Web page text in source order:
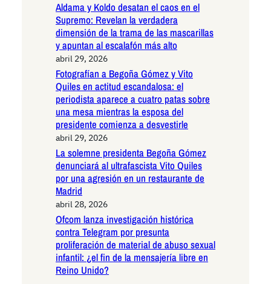
Aldama y Koldo desatan el caos en el
Supremo: Revelan la verdadera
dimensión de la trama de las mascarillas
y apuntan al escalafón más alto
abril 29, 2026
Fotografían a Begoña Gómez y Vito
Quiles en actitud escandalosa: el
periodista aparece a cuatro patas sobre
una mesa mientras la esposa del
presidente comienza a desvestirle
abril 29, 2026
La solemne presidenta Begoña Gómez
denunciará al ultrafascista Vito Quiles
por una agresión en un restaurante de
Madrid
abril 28, 2026
Ofcom lanza investigación histórica
contra Telegram por presunta
proliferación de material de abuso sexual
infantil: ¿el fin de la mensajería libre en
Reino Unido?